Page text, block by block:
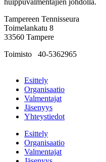
Tampereen Tennisseura
Toimelankatu 8
33560 Tampere
Toimisto
40-5362965
Esittely
Organisaatio
Valmentajat
Jäsenyys
Yhteystiedot
Esittely
Organisaatio
Valmentajat